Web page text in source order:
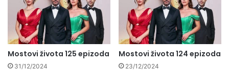
Mostovi života 125 epizoda
31/12/2024
Mostovi života 124 epizoda
23/12/2024